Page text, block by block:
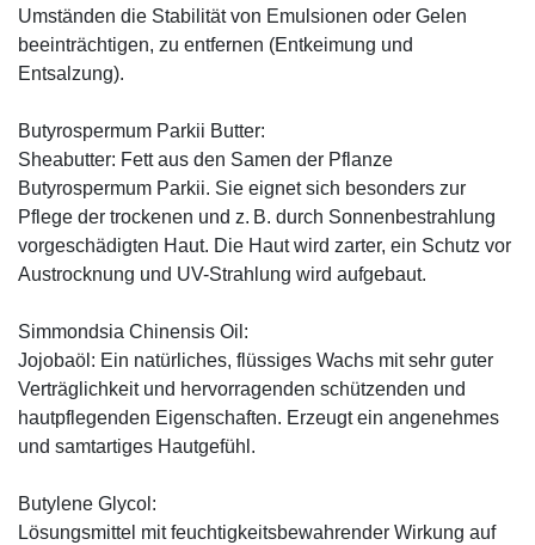
Umständen die Stabilität von Emulsionen oder Gelen
beeinträchtigen, zu entfernen (Entkeimung und
Entsalzung).
Butyrospermum Parkii Butter:
Sheabutter: Fett aus den Samen der Pflanze
Butyrospermum Parkii. Sie eignet sich besonders zur
Pflege der trockenen und z. B. durch Sonnenbestrahlung
vorgeschädigten Haut. Die Haut wird zarter, ein Schutz vor
Austrocknung und UV-Strahlung wird aufgebaut.
Simmondsia Chinensis Oil:
Jojobaöl: Ein natürliches, flüssiges Wachs mit sehr guter
Verträglichkeit und hervorragenden schützenden und
hautpflegenden Eigenschaften. Erzeugt ein angenehmes
und samtartiges Hautgefühl.
Butylene Glycol:
Lösungsmittel mit feuchtigkeitsbewahrender Wirkung auf